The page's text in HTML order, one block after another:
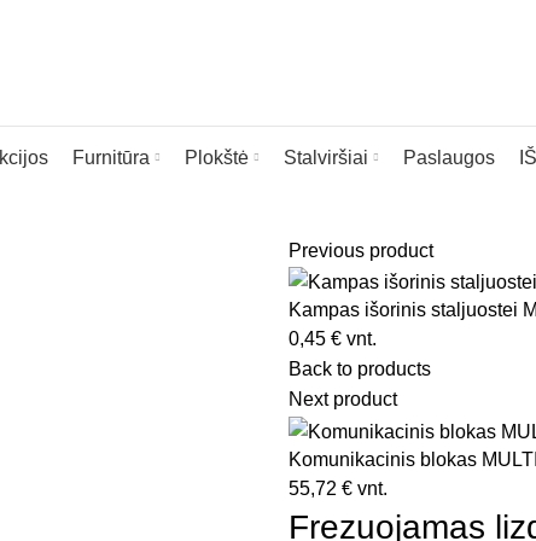
Furnitūra Plokštė Stalviršiai Paslaugos
Previous product
Kampas išorinis staljuostei
0,45 € vnt.
Back to products
Next product
Komunikacinis blokas
55,72 € vnt.
Frezuojamas